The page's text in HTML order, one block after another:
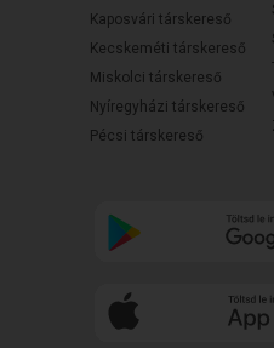
Kaposvári társkereső
Kecskeméti társkereső
Miskolci társkereső
Nyíregyházi társkereső
Pécsi társkereső